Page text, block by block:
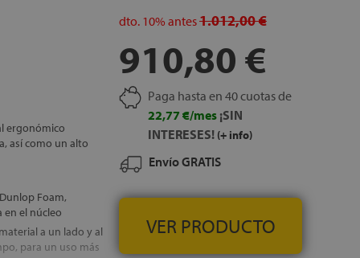
3 cm de Látex
camas
y 180 cm de
que si el
en la parte
de la ficha de
ergonómico
así como un alto
Foam,
en el núcleo
a un lado y al
para un uso más
dto. 10% antes1.012,00 €
910,80 €
Paga hasta en 40 cuotas de
22,77 €/mes ¡SIN
INTERESES! (+ info)
Envío GRATIS
VER PRODUCTO